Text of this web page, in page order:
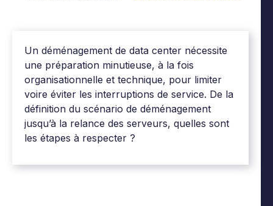
Un déménagement de data center nécessite
une préparation minutieuse, à la fois
organisationnelle et technique, pour limiter
voire éviter les interruptions de service. De la
définition du scénario de déménagement
jusqu’à la relance des serveurs, quelles sont
les étapes à respecter ?